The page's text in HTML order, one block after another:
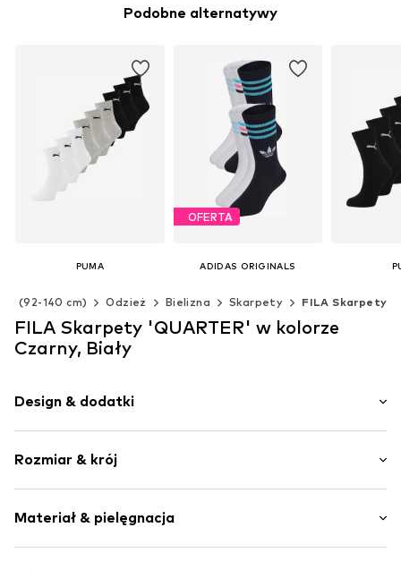
Podobne alternatywy
PUMA
Dodaj do koszyka
OFERTA
ADIDAS ORIGINALS
Ostatnia najniższa cena: 95,90 zł
3
Dostępne w różnych rozmiarach
(92-140 cm) Odzież Bielizna Skarpety FILA Skarpety
FILA Skarpety 'QUARTER' w kolorze
Czarny, Biały
Design & dodatki
Dżersej
Elastyczne zakończenie/szew
Ściągacz
Rozmiar & krój
Materiał & pielęgnacja